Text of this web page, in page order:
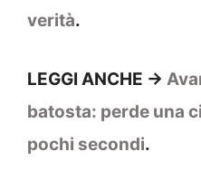
verità.
LEGGI ANCHE ->
batosta: perde una
pochi secondi.